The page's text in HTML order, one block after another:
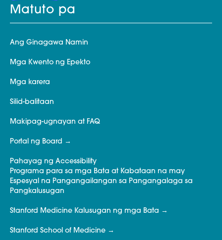
Matuto pa
Ang Ginagawa Namin
Mga Kwento ng Epekto
Mga karera
Silid-balitaan
Makipag-ugnayan at FAQ
Portal ng Board
Pahayag ng Accessibility
Programa para sa mga Bata at Kabataan na may
Espesyal na Pangangailangan sa Pangangalaga sa
Pangkalusugan
Stanford Medicine Kalusugan ng mga Bata
Stanford School of Medicine